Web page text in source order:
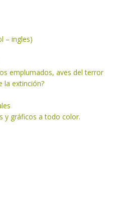
– ingles)
emplumados, aves del terror
la extinción?
y gráficos a todo color.